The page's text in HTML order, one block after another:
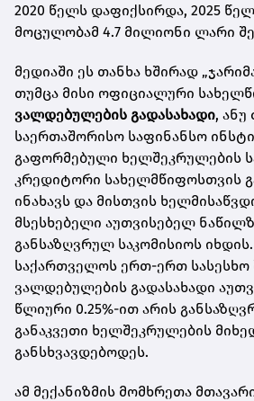
2020 წელს დაფიქსირდა, 2025
მოცულობამ 4.7 მილიონი ლარი
მედიაში ეს თანხა ხშირად
თუმცა მისი ოფიციალური
ვალდებულების გადასახადი, ანუ
საერთაშორისო საფინანსო
გაფორმებული ხელშეკრულების
კრედიტორი სახელმწიფოსთვის
ინახავს და მისთვის
მსესხებელი აუთვისებელ
განსაზღვრულ საკომისიოს
საქართველოს ერთ-ერთ სასესხო
ვალდებულების გადასახადი
წლიური 0.25%-ით არის
განაკვეთი ხელშეკრულების
განსხვავდებოდეს.
ამ მექანიზმის მომხრეთა